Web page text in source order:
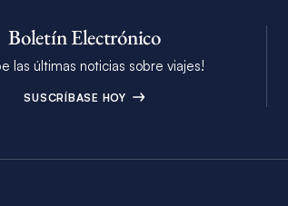
Boletín Electrónico
las últimas noticias sobre viajes!
SUSCRÍBASE HOY